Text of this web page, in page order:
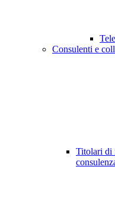
Consulenti e
Titolari di